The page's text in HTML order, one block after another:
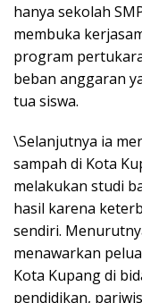
hanya sekolah
membuka
program
beban anggaran
tua siswa.
\Selanjutnya ia
sampah di Kota
melakukan studi
hasil karena
sendiri.
menawarkan
Kota Kupang di
pendidikan,